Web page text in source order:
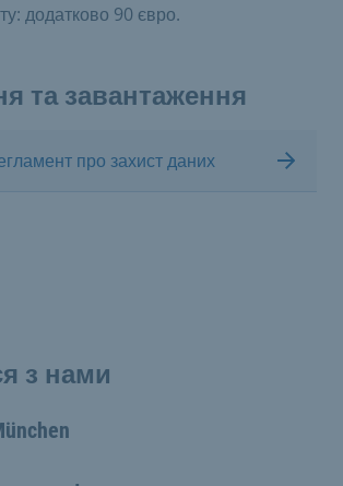
додатково 90 євро.
та завантаження
про захист даних
з нами